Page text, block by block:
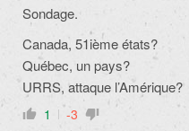
Sondage.
Canada, 51ième états?
Québec, un pays?
URRS, attaque l’Amérique?
1 -3